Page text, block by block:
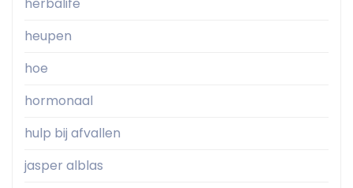
herbalife
heupen
hoe
hormonaal
hulp bij afvallen
jasper alblas